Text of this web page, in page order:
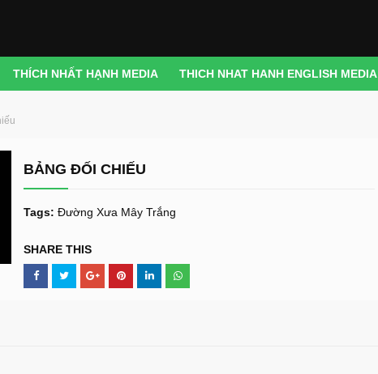
THÍCH NHẤT HẠNH MEDIA THICH NHAT HANH ENGLISH MEDIA
BẢNG ĐỐI CHIẾU
Tags: Đường Xưa Mây Trắng
SHARE THIS